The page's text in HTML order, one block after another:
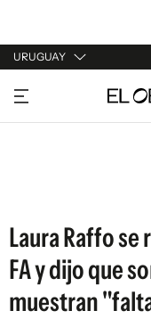
URUGUAY
URUGUAY
ARGENTINA
Laura Raffo
FA y dijo que
muestran